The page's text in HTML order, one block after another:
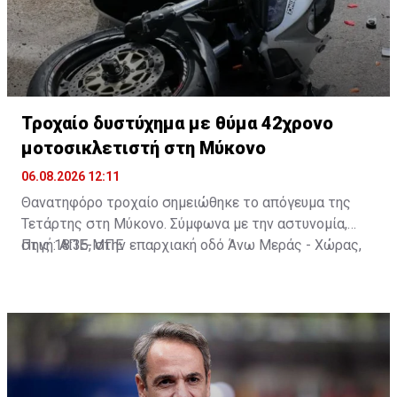
Τροχαίο δυστύχημα με θύμα 42χρονο
μοτοσικλετιστή στη Μύκονο
06.08.2026 12:11
Θανατηφόρο τροχαίο σημειώθηκε το απόγευμα της
Τετάρτης στη Μύκονο. Σύμφωνα με την αστυνομία,
στις 18:35, στην επαρχιακή οδό Άνω Μεράς - Χώρας,
συγκρούστηκε με Ι.Χ. αυτοκίνητο που οδηγούσε
25χρονος. Από τη σύγκρουση ο 42χρονος
τραυματίστηκε θανάσιμα. Τα αίτια του δυστυχήματος
διερευνώνται από την Υποδιεύθυνση Αστυνομίας
Πηγή: ΑΠΕ-ΜΠΕ